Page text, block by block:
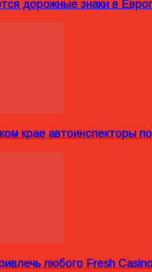
дорожные знаки в
крае автоинспекторы
любого Fresh